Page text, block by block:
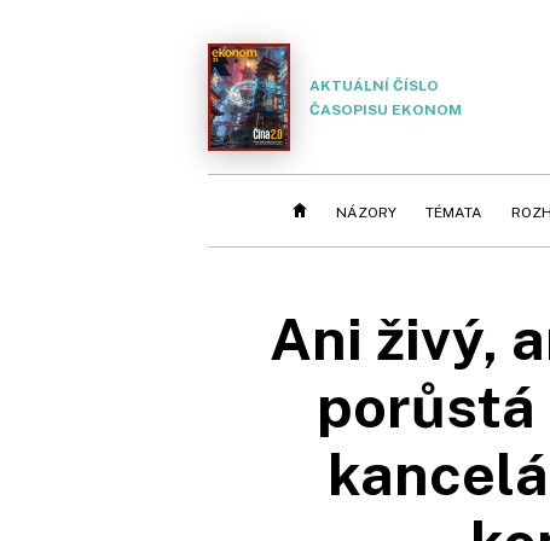
AKTUÁLNÍ ČÍSLO
ČASOPISU EKONOM
NÁZORY TÉMATA
Ani živý,